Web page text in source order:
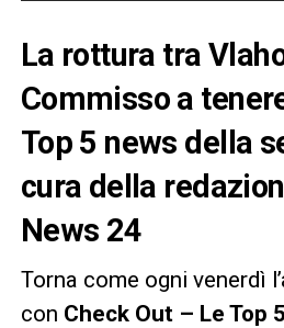
La rottura tra
Commisso a
Top 5 news della
cura della
News 24
Torna come ogni venerdì
con Check Out – Le Top